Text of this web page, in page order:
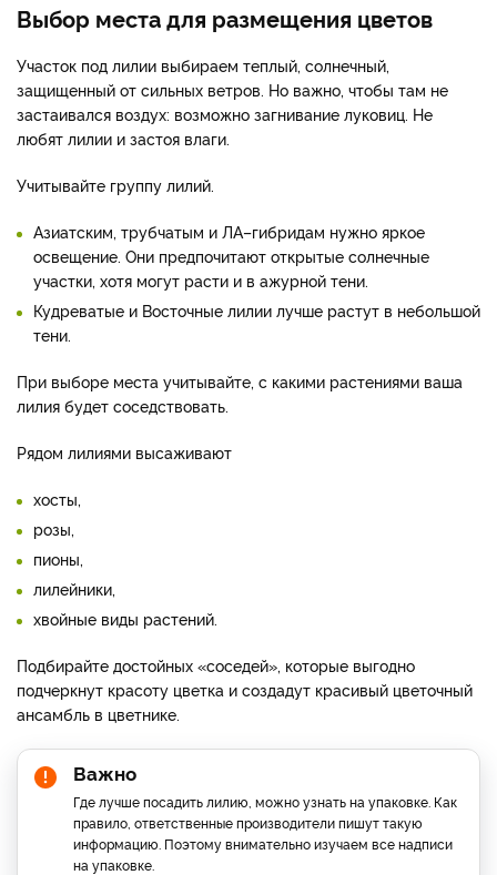
Выбор места для размещения цветов
Участок под лилии выбираем теплый, солнечный,
защищенный от сильных ветров. Но важно, чтобы там не
застаивался воздух: возможно загнивание луковиц. Не
любят лилии и застоя влаги.
Учитывайте группу лилий.
Азиатским, трубчатым и ЛА–гибридам нужно яркое
освещение. Они предпочитают открытые солнечные
участки, хотя могут расти и в ажурной тени.
Кудреватые и Восточные лилии лучше растут в небольшой
тени.
При выборе места учитывайте, с какими растениями ваша
лилия будет соседствовать.
Рядом лилиями высаживают
хосты,
розы,
пионы,
лилейники,
хвойные виды растений.
Подбирайте достойных «соседей», которые выгодно
подчеркнут красоту цветка и создадут красивый цветочный
ансамбль в цветнике.
Важно
​Где лучше посадить лилию, можно узнать на упаковке. Как
правило, ответственные производители пишут такую
информацию. Поэтому внимательно изучаем все надписи
на упаковке.